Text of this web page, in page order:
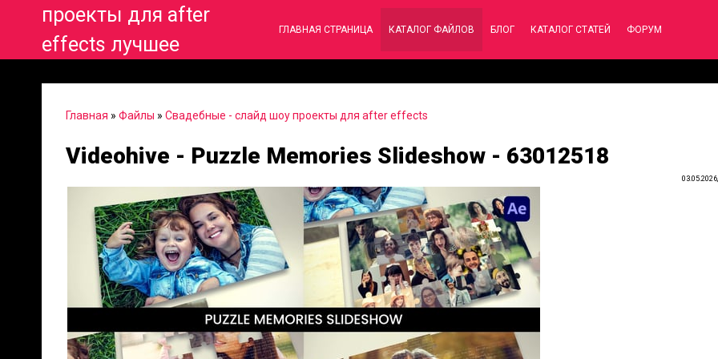
проекты для after
effects лучшее
ГЛАВНАЯ СТРАНИЦА КАТАЛОГ ФАЙЛОВ БЛОГ КАТАЛОГ СТАТЕЙ ФОРУМ
Главная » Файлы » Свадебные - слайд шоу проекты для after effects
Videohive - Puzzle Memories Slideshow - 63012518